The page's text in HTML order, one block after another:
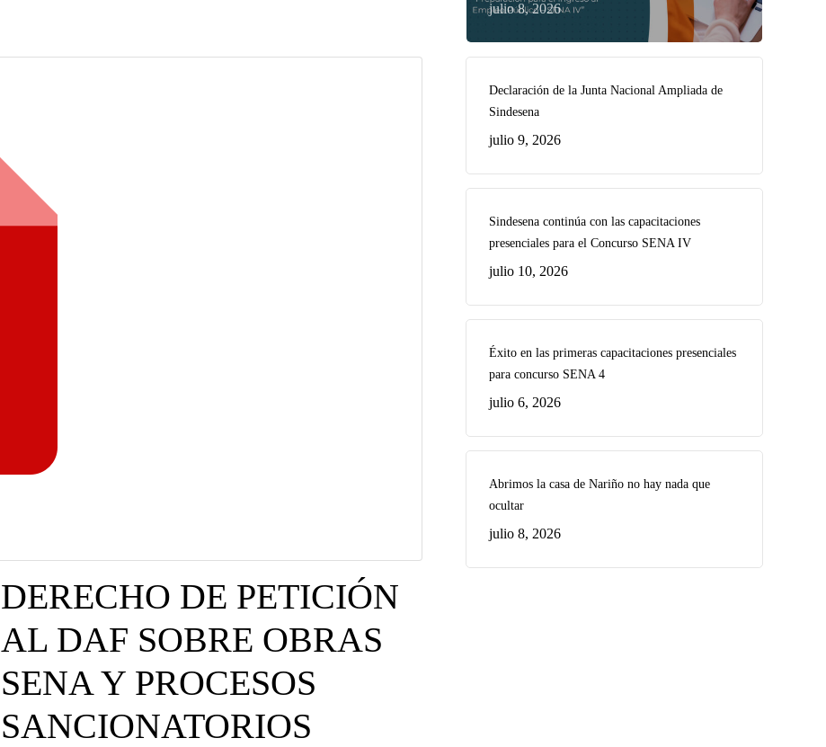
DERECHO DE PETICIÓN
AL DAF SOBRE OBRAS
SENA Y PROCESOS
SANCIONATORIOS
julio 8, 2026
Declaración de la Junta Nacional Ampliada de
Sindesena
julio 9, 2026
Sindesena continúa con las capacitaciones
presenciales para el Concurso SENA IV
julio 10, 2026
Éxito en las primeras capacitaciones presenciales
para concurso SENA 4
julio 6, 2026
Abrimos la casa de Nariño no hay nada que
ocultar
julio 8, 2026